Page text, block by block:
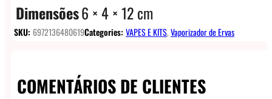
Dimensões6 × 4 × 12 cm
SKU: 6972136480619Categories: VAPES E KITS,Vaporizador de Ervas
COMENTÁRIOS DE CLIENTES